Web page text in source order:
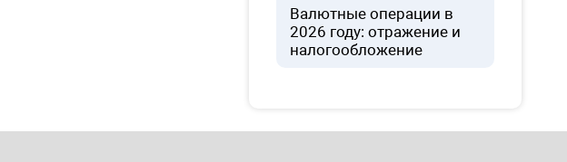
Валютные операции в
2026 году: отражение и
налогообложение